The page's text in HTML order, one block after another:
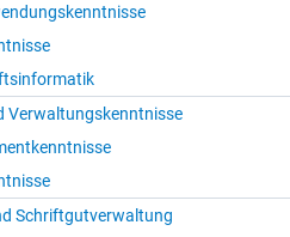
Verwaltungskenntnisse
Schriftgutverwaltung